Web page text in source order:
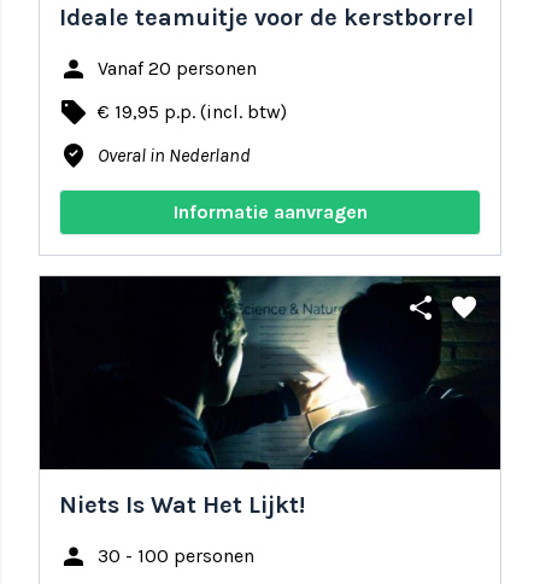
Ideale teamuitje voor de kerstborrel
person Vanaf 20 personen
local_offer € 19,95 p.p. (incl. btw)
where_to_vote Overal in Nederland
Informatie aanvragen
share favorite
Niets Is Wat Het Lijkt!
person 30 - 100 personen